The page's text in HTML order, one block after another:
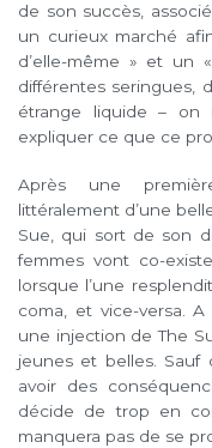
de son succès,
un curieux marché
d’elle-même » et un
différentes seringues,
étrange liquide – on
expliquer ce que ce
Après une
littéralement d’une
Sue, qui sort de son
femmes vont co-
lorsque l’une
coma, et vice-versa.
une injection de The
jeunes et belles.
avoir des
décide de trop en
manquera pas de se